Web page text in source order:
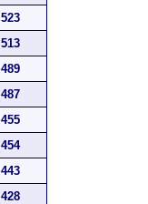
523
513
489
487
455
454
443
428